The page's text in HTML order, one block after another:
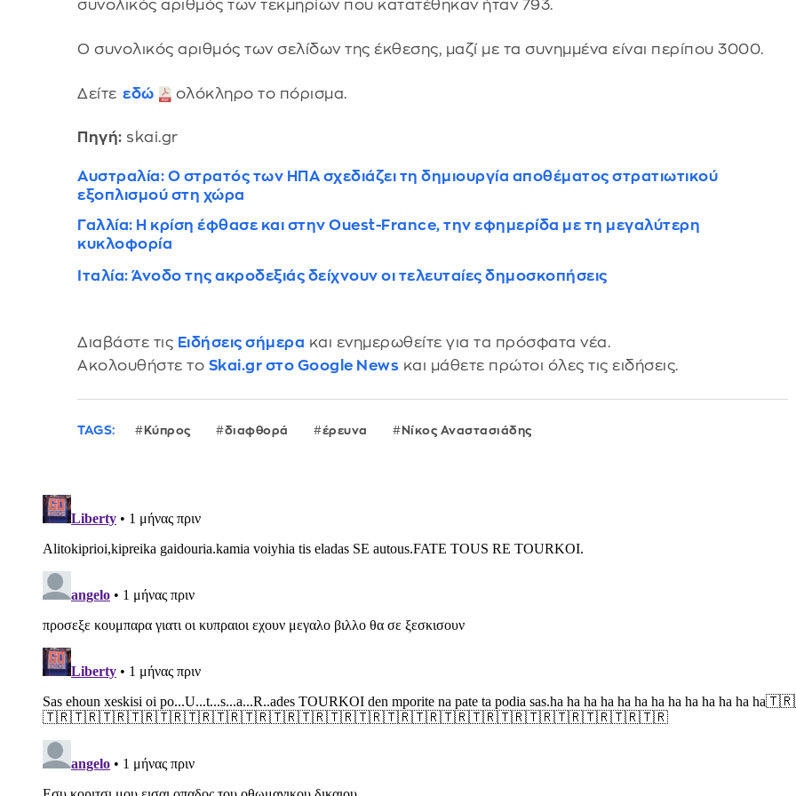
συνολικός αριθμός των τεκμηρίων που κατατέθηκαν ήταν 793.
Ο συνολικός αριθμός των σελίδων της έκθεσης, μαζί με τα συνημμένα είναι περίπου 3000.
Δείτε εδώ ολόκληρο το πόρισμα.
Πηγή: skai.gr
Αυστραλία: Ο στρατός των ΗΠΑ σχεδιάζει τη δημιουργία αποθέματος στρατιωτικού
εξοπλισμού στη χώρα
Γαλλία: Η κρίση έφθασε και στην Ouest-France, την εφημερίδα με τη μεγαλύτερη
κυκλοφορία
Ιταλία: Άνοδο της ακροδεξιάς δείχνουν οι τελευταίες δημοσκοπήσεις
Διαβάστε τις Ειδήσεις σήμερα και ενημερωθείτε για τα πρόσφατα νέα.
Ακολουθήστε το Skai.gr στο Google News και μάθετε πρώτοι όλες τις ειδήσεις.
TAGS: Κύπρος διαφθορά έρευνα Νίκος Αναστασιάδης